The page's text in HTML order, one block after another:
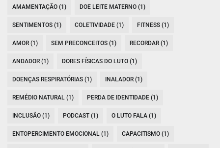
AMAMENTAÇÃO (1) DOE LEITE MATERNO (1)
SENTIMENTOS (1) COLETIVIDADE (1) FITNESS (1)
AMOR (1) SEM PRECONCEITOS (1) RECORDAR (1)
ANDADOR (1) DORES FÍSICAS DO LUTO (1)
DOENÇAS RESPIRATÓRIAS (1) INALADOR (1)
REMÉDIO NATURAL (1) PERDA DE IDENTIDADE (1)
INCLUSÃO (1) PODCAST (1) O LUTO FALA (1)
ENTOPERCIMENTO EMOCIONAL (1) CAPACITISMO (1)